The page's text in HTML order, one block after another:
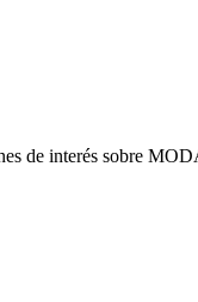
de interés sobre